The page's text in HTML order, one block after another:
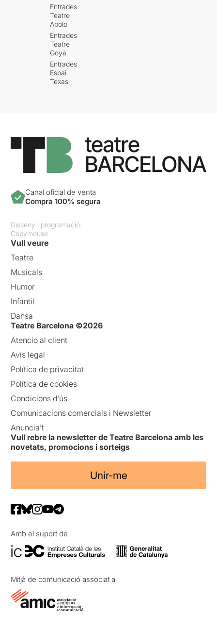
Entrades
Teatre
Apolo
Entrades
Teatre
Goya
Entrades
Espai
Texas
Canal oficial de venta
Compra 100% segura
Disseny i programació:
Copymouse
Vull veure
Teatre
Musicals
Humor
Infantil
Dansa
Teatre Barcelona ©2026
Atenció al client
Avís legal
Política de privacitat
Política de cookies
Condicions d’ús
Comunicacions comercials i Newsletter
Anuncia’t
Vull rebre la newsletter de Teatre Barcelona amb les
novetats, promocions i sorteigs
Unir-me
Amb el suport de
Mitjà de comunicació associat a